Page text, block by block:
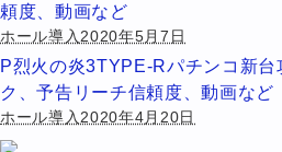
頼度、動画など
ホール導入2020年5月7日
P烈火の炎3TYPE-Rパチンコ新台
ク、予告リーチ信頼度、動画など
ホール導入2020年4月20日